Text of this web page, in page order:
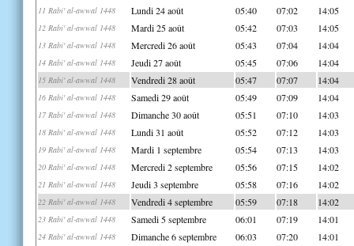
11 Rabi' al-awwal 1448 Lundi 24 août 05:40 07:02 14:05
12 Rabi' al-awwal 1448 Mardi 25 août 05:42 07:03 14:05
13 Rabi' al-awwal 1448 Mercredi 26 août 05:43 07:04 14:04
14 Rabi' al-awwal 1448 Jeudi 27 août 05:45 07:06 14:04
15 Rabi' al-awwal 1448 Vendredi 28 août 05:47 07:07 14:04
16 Rabi' al-awwal 1448 Samedi 29 août 05:49 07:09 14:04
17 Rabi' al-awwal 1448 Dimanche 30 août 05:51 07:10 14:03
18 Rabi' al-awwal 1448 Lundi 31 août 05:52 07:12 14:03
19 Rabi' al-awwal 1448 Mardi 1 septembre 05:54 07:13 14:03
20 Rabi' al-awwal 1448 Mercredi 2 septembre 05:56 07:15 14:02
21 Rabi' al-awwal 1448 Jeudi 3 septembre 05:58 07:16 14:02
22 Rabi' al-awwal 1448 Vendredi 4 septembre 05:59 07:18 14:02
23 Rabi' al-awwal 1448 Samedi 5 septembre 06:01 07:19 14:01
24 Rabi' al-awwal 1448 Dimanche 6 septembre 06:03 07:20 14:01